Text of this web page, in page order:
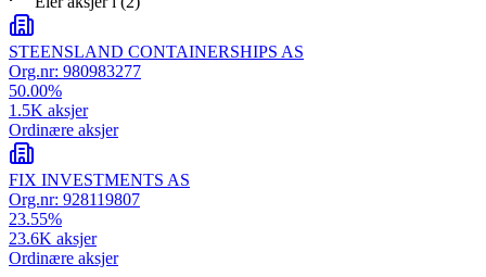
STEENSLAND CONTAINERSHIPS AS
Org.nr: 980983277
50.00%
1.5K aksjer
Ordinære aksjer
FIX INVESTMENTS AS
Org.nr: 928119807
23.55%
23.6K aksjer
Ordinære aksjer